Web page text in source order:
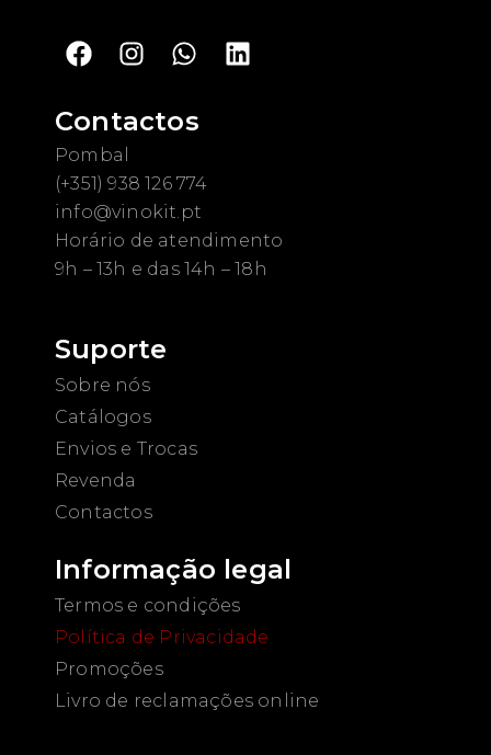
Contactos
Pombal
(+351) 938 126 774
info@vinokit.pt
Horário de atendimento
9h – 13h e das 14h – 18h
Suporte
Sobre nós
Catálogos
Envios e Trocas
Revenda
Contactos
Informação legal
Termos e condições
Política de Privacidade
Promoções
Livro de reclamações online